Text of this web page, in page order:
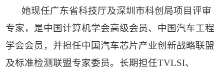
她现任广东省科技厅及深圳市科创局项目评审
专家，是中国计算机学会高级会员、中国汽车工程
学会会员，并担任中国汽车芯片产业创新战略联盟
及标准检测联盟专家委员。长期担任TVLSI、